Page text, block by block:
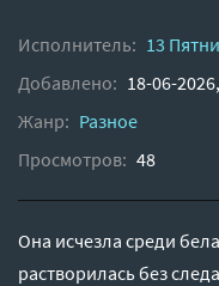
Исполнитель: 13
Добавлено: 18-06-
Жанр: Разное
Просмотров: 48
Она исчезла среди
растворилась без